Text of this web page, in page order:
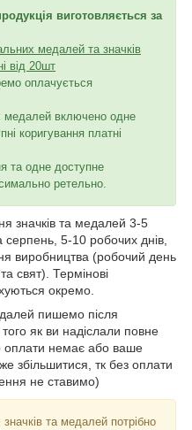
виготовляється за
медалей та значків
від 20шт
оплачується
медалей включено одне
коригування платні
та одне доступне
ретельно.
значків та медалей 3-5
серпень, 5-10 робочих днів,
виробництва (робочий день
свят). Термінові
окремо.
пишемо після
як ви надіслали повне
оплати немає або ваше
збільшитися, тк без оплати
не ставимо)
та медалей потрібно